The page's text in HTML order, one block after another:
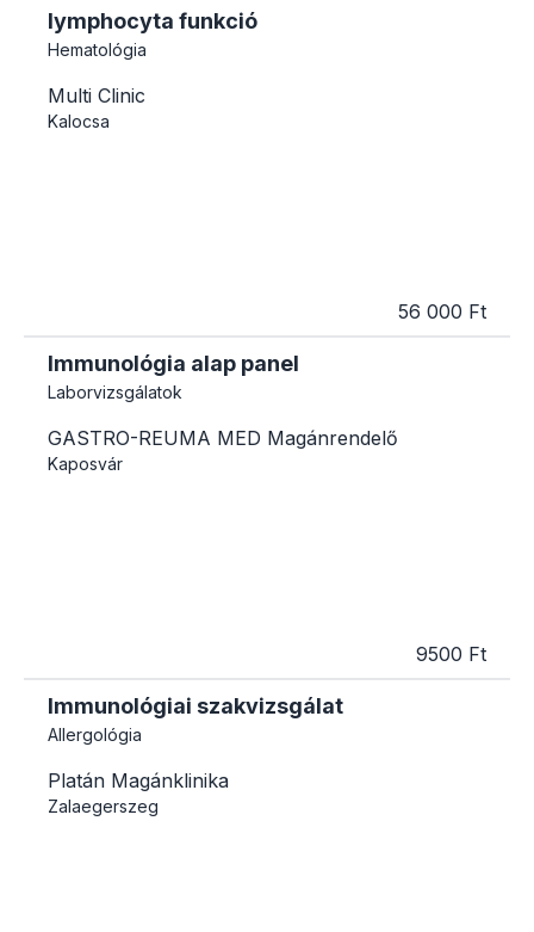
lymphocyta funkció
Hematológia
Multi Clinic
Kalocsa
56 000 Ft
Immunológia alap panel
Laborvizsgálatok
GASTRO-REUMA MED Magánrendelő
Kaposvár
9500 Ft
Immunológiai szakvizsgálat
Allergológia
Platán Magánklinika
Zalaegerszeg